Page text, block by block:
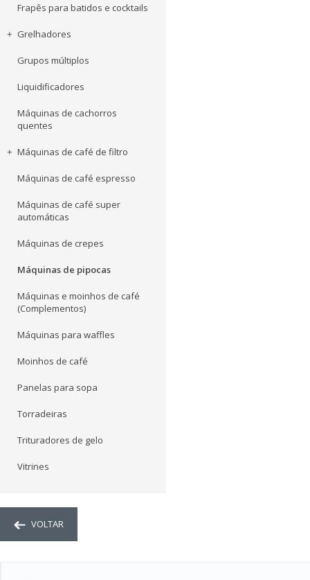
Frapês para batidos e cocktails
Grelhadores
Grupos múltiplos
Liquidificadores
Máquinas de cachorros
quentes
Máquinas de café de filtro
Máquinas de café espresso
Máquinas de café super
automáticas
Máquinas de crepes
Máquinas de pipocas
Máquinas e moinhos de café
(Complementos)
Máquinas para waffles
Moinhos de café
Panelas para sopa
Torradeiras
Trituradores de gelo
Vitrines
VOLTAR